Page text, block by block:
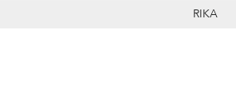
RIKA